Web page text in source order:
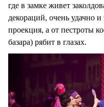
где в замке живет
декораций, очень удачно
проекция, а от пестроты
базара) рябит в глазах.